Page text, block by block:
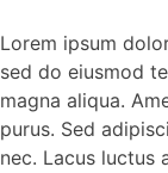
Lorem ipsum
sed do eiusmod
magna aliqua.
purus. Sed
nec. Lacus luctus